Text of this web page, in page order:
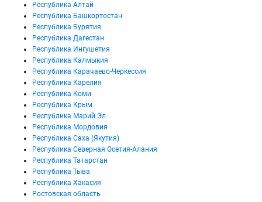
Республика Алтай
Республика Башкортостан
Республика Бурятия
Республика Дагестан
Республика Ингушетия
Республика Калмыкия
Республика Карачаево-Черкессия
Республика Карелия
Республика Коми
Республика Крым
Республика Марий Эл
Республика Мордовия
Республика Саха (Якутия)
Республика Северная Осетия-Алания
Республика Татарстан
Республика Тыва
Республика Хакасия
Ростовская область